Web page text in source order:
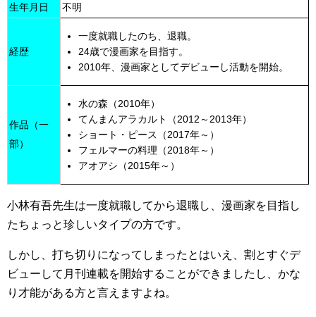
生年月日
不明
経歴
一度就職したのち、退職。
24歳で漫画家を目指す。
2010年、漫画家としてデビューし活動を開始。
作品（一
部）
水の森（2010年）
てんまんアラカルト（2012～2013年）
ショート・ピース（2017年～）
フェルマーの料理（2018年～）
アオアシ（2015年～）
小林有吾先生は一度就職してから退職し、漫画家を目指し
たちょっと珍しいタイプの方です。
しかし、打ち切りになってしまったとはいえ、割とすぐデ
ビューして月刊連載を開始することができましたし、かな
り才能がある方と言えますよね。